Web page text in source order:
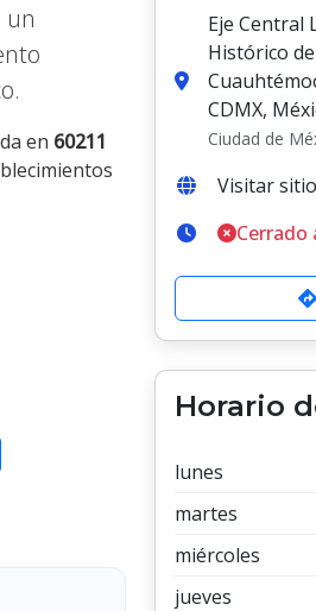
un
en 60211
Eje Central
Histórico
CDMX,
Ciudad de
Visitar
Cerrado
Horario
lunes
martes
miércoles
jueves